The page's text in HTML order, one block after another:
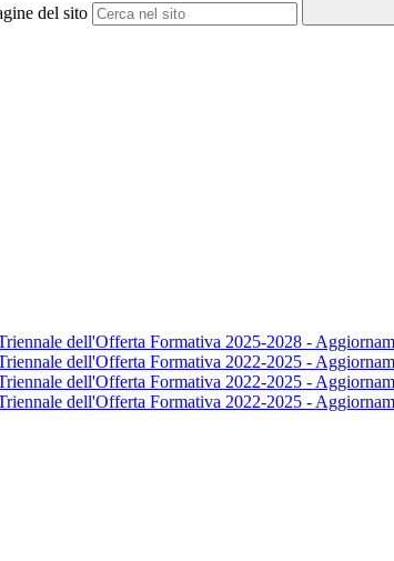
del sito
dell'Offerta Formativa 2025-2028 -
dell'Offerta Formativa 2022-2025 -
dell'Offerta Formativa 2022-2025 -
dell'Offerta Formativa 2022-2025 -